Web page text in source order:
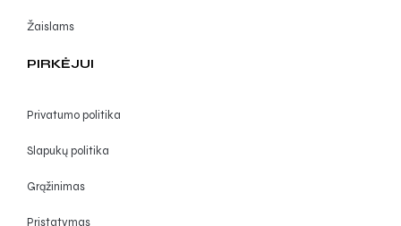
Žaislams
PIRKĖJUI
Privatumo politika
Slapukų politika
Grąžinimas
Pristatymas